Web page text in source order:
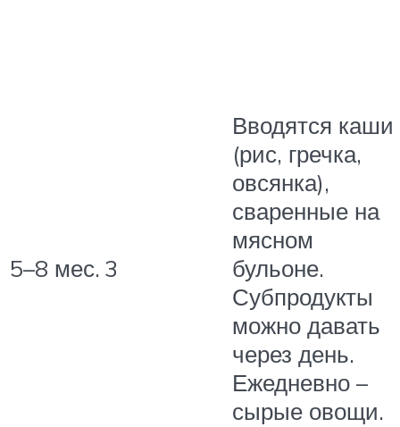
5–8 мес. 3
Вводятся каши
(рис, гречка,
овсянка),
сваренные на
мясном
бульоне.
Субпродукты
можно давать
через день.
Ежедневно –
сырые овощи.